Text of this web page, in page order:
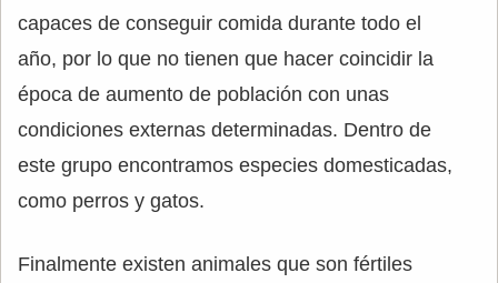
capaces de conseguir comida durante todo el
año, por lo que no tienen que hacer coincidir la
época de aumento de población con unas
condiciones externas determinadas. Dentro de
este grupo encontramos especies domesticadas,
como perros y gatos.
Finalmente existen animales que son fértiles